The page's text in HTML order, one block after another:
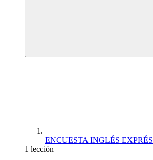
ENCUESTA INGLÉS EXPRÉS
1 lección